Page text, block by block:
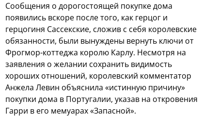
Сообщения о дорогостоящей покупке дома
появились вскоре после того, как герцог и
герцогиня Сассекские, сложив с себя королевские
обязанности, были вынуждены вернуть ключи от
Фрогмор-коттеджа королю Карлу. Несмотря на
заявления о желании сохранить видимость
хороших отношений, королевский комментатор
Анжела Левин объяснила «истинную причину»
покупки дома в Португалии, указав на откровения
Гарри в его мемуарах «Запасной».